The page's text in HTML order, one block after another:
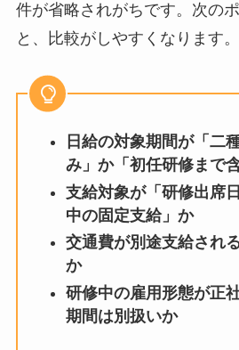
件が省略されがちです。次の
と、比較がしやすくなります。
日給の対象期間が「二
み」か「初任研修まで
支給対象が「研修出席
中の固定支給」か
交通費が別途支給され
か
研修中の雇用形態が正
期間は別扱いか